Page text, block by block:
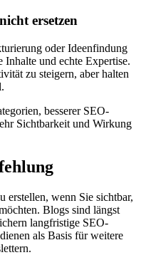
ersetzen
oder Ideenfindung
Inhalte und echte Expertise.
zu steigern, aber halten
besserer SEO-
Sichtbarkeit und Wirkung
erstellen, wenn Sie sichtbar,
Blogs sind längst
langfristige SEO-
als Basis für weitere